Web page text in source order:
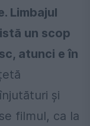
Limbajul
un scop
atunci e în
și
filmul, ca la